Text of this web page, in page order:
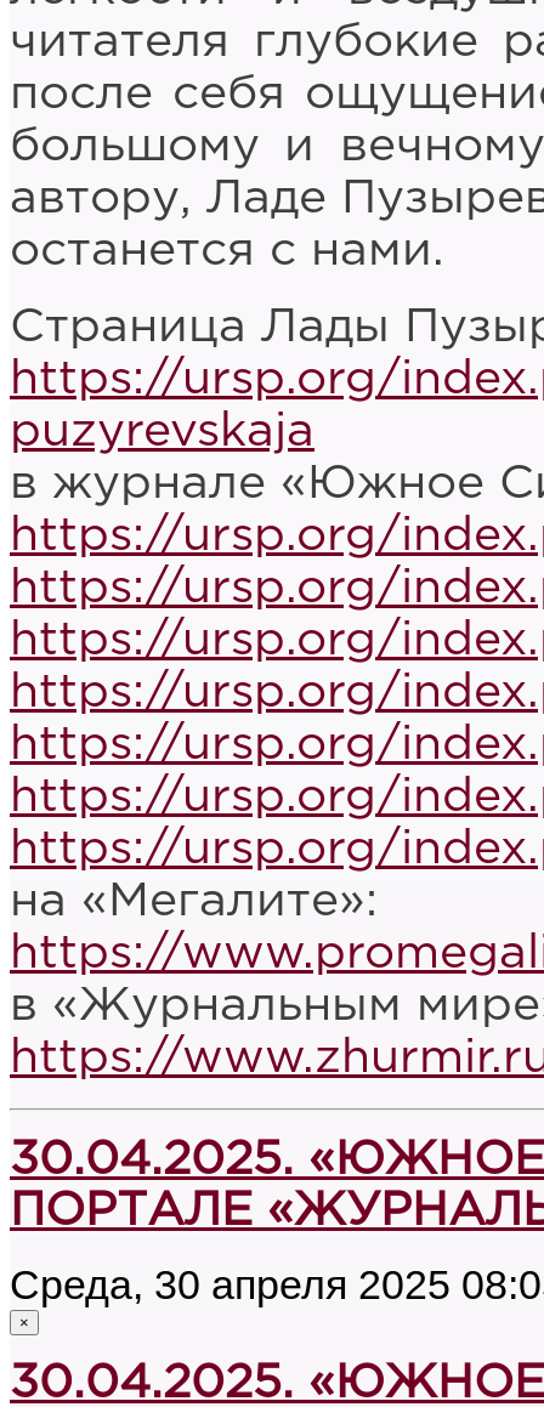
читателя глубокие
после себя
большому и
автору, Ладе
останется с нами.
Страница Лады
https://ursp.org/
puzyrevskaja
в журнале «Южное
https://ursp.org/
https://ursp.org/
https://ursp.org/
https://ursp.org/
https://ursp.org/
https://ursp.org/
https://ursp.org/
на «Мегалите»:
https://
в «Журнальным
https://
30.04.2025.
ПОРТАЛЕ
Среда, 30 апреля 2025
×
30.04.2025.